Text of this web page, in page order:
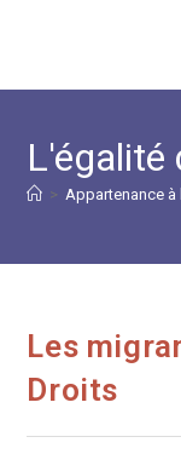
L'égalité
> Appartenance à
Les
Droits